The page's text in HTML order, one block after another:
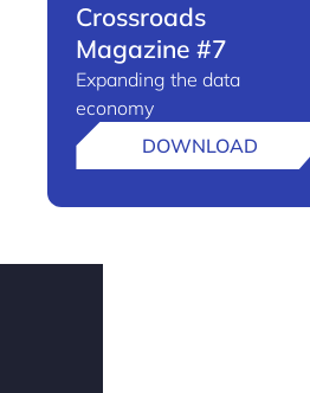
Crossroads
Magazine #7
Expanding the data
economy
DOWNLOAD